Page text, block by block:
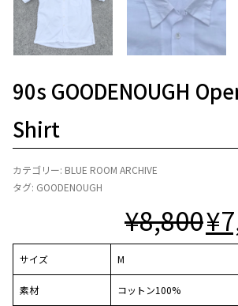
90s GOODENOUGH
Shirt
カテゴリー: BLUE ROOM ARCHIVE
タグ: GOODENOUGH
¥8,800¥
サイズ M
素材 コットン100%